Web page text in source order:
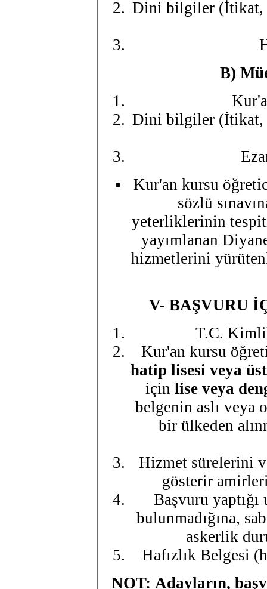
Dini bilgiler (İtikat,
B)
Dini bilgiler (İtikat,
Kur'an kursu
sözlü
yeterliklerinin
yayımlanan
hizmetlerini
V- BAŞVURU
T.C.
Kur'an kursu
hatip lisesi veya
için lise veya
belgenin aslı veya
bir ülkeden
Hizmet sürelerini
gösterir
Başvuru
bulunmadığına,
askerlik
Hafızlık Belgesi
NOT: Adayların,